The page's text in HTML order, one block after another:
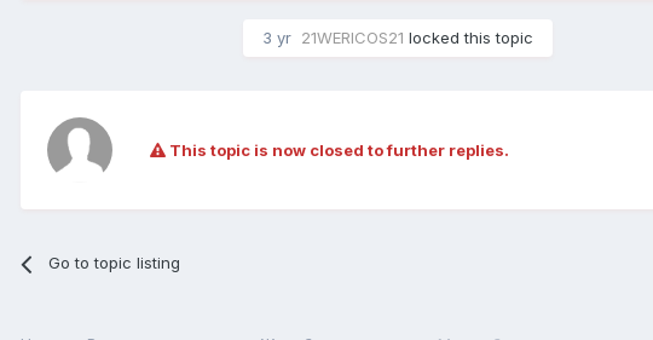
3 yr 21WERICOS21 locked this topic
This topic is now closed to further replies.
Go to topic listing